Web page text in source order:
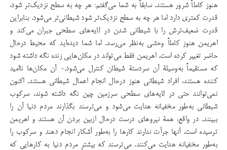
هنوز كاملاً شرور هستند. سابقاً به شما می‌گفتم: هر چه به سطح نزدیك‌تر شود،
قدرت کمتری دارد اما هر چه به سطح نزدیك‌تر شود شیطانی‌تر می‌شود. بنابراین
قدرت ضعیف‌ترش را با شیطانی ‌شدن در لایه‌های سطحی جبران می‌كند و
اهریمن هنوز كاملاً وحشی به‌نظر می‌رسد. اما شما دیده‌اید كه محیط درحال
حاضر تغییر كرده ‌است. اهریمن فقط می‌تواند در مكان‌هایی زنده نگه داشته شود
كه مستقیماً به‌وسیلۀ آن سردستۀ شیطان كنترل می‌شود.- آن مكان‌ها ناامید
كننده هستند، افراد شیطانی هنوز درحال انجام اعمال شیطانی هستند. اكنون
نمی‌توانند حتی در لایه‌های سطحی سرزمین چین نگه داشته شوند، سركوب
شیطانی به‌طور مخفیانه هدایت می‌شود و می‌ترسند بگذارند مردم دنیا آن را
ببینند. در واقع، همۀ نیروهای درست درحال ازبین بردن آن هستند و اهریمن
ترسیده است. آنها جرأت ندارند كارها را به‌طور آشكار انجام دهند و سركوب را
به‌طور مخفیانه هدایت می‌كنند. می‌ترسند كه بیشترِ مردم دنیا به كارهایی كه